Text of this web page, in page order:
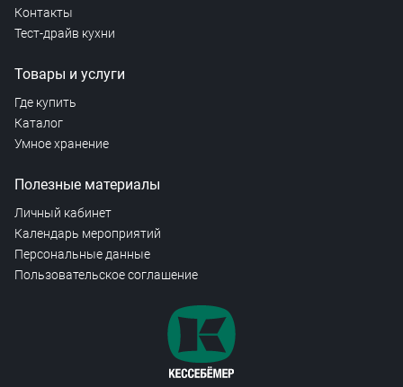
Контакты
Тест-драйв кухни
Товары и услуги
Где купить
Каталог
Умное хранение
Полезные материалы
Личный кабинет
Календарь мероприятий
Персональные данные
Пользовательское соглашение